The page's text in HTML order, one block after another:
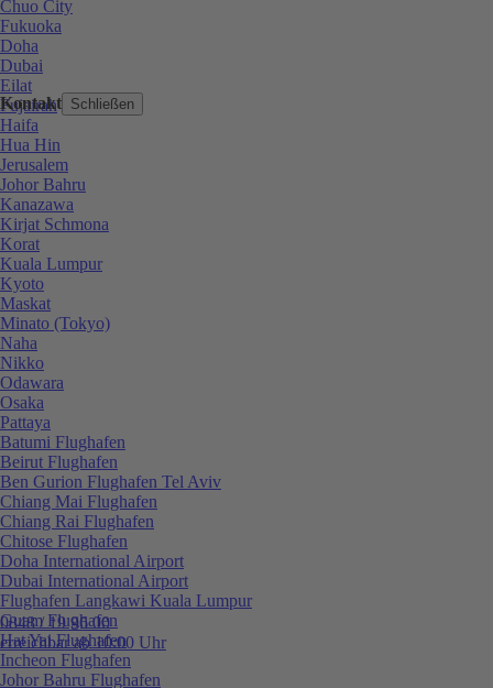
Kontakt Schließen
0848 / 19 96 00
erreichbar ab 10:00 Uhr
Chuo City
Fukuoka
Doha
Dubai
Eilat
Fujairah
Haifa
Hua Hin
Jerusalem
Johor Bahru
Kanazawa
Kirjat Schmona
Korat
Kuala Lumpur
Kyoto
Maskat
Minato (Tokyo)
Naha
Nikko
Odawara
Osaka
Pattaya
Batumi Flughafen
Beirut Flughafen
Ben Gurion Flughafen Tel Aviv
Chiang Mai Flughafen
Chiang Rai Flughafen
Chitose Flughafen
Doha International Airport
Dubai International Airport
Flughafen Langkawi Kuala Lumpur
Guam Flughafen
Hat Yai Flughafen
Incheon Flughafen
Johor Bahru Flughafen